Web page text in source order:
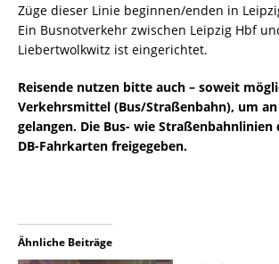
Züge dieser Linie beginnen/enden in
Ein Busnotverkehr zwischen Leipzig Hbf
Liebertwolkwitz ist eingerichtet.
Reisende nutzen bitte auch – soweit
Verkehrsmittel (Bus/Straßenbahn), um an
gelangen. Die Bus- wie Straßenbahnlinien
DB-Fahrkarten freigegeben.
Ähnliche Beiträge